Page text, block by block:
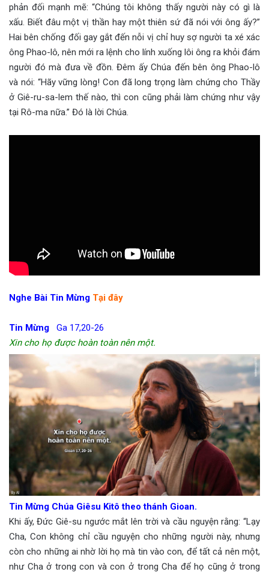
phản đối mạnh mẽ: “Chúng tôi không thấy người này có gì là
xấu. Biết đâu một vị thần hay một thiên sứ đã nói với ông ấy?”
Hai bên chống đối gay gắt đến nỗi vị chỉ huy sợ người ta xé xác
ông Phao-lô, nên mới ra lệnh cho lính xuống lôi ông ra khỏi đám
người đó mà đưa về đồn. Đêm ấy Chúa đến bên ông Phao-lô
và nói: “Hãy vững lòng! Con đã long trọng làm chứng cho Thầy
ở Giê-ru-sa-lem thế nào, thì con cũng phải làm chứng như vậy
tại Rô-ma nữa.” Đó là lời Chúa.
Nghe Bài Tin Mừng Tại đây
Tin Mừng Ga 17,20-26
Xin cho họ được hoàn toàn nên một.
Tin Mừng Chúa Giêsu Kitô theo thánh Gioan.
Khi ấy, Đức Giê-su ngước mắt lên trời và cầu nguyện rằng: “Lạy
Cha, Con không chỉ cầu nguyện cho những người này, nhưng
còn cho những ai nhờ lời họ mà tin vào con, để tất cả nên một,
như Cha ở trong con và con ở trong Cha để họ cũng ở trong